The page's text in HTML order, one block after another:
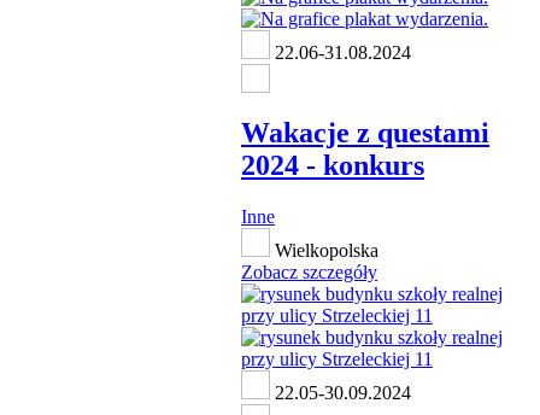
22.06-31.08.2024
Wakacje z questami
2024 - konkurs
Inne
Wielkopolska
Zobacz szczegóły
22.05-30.09.2024